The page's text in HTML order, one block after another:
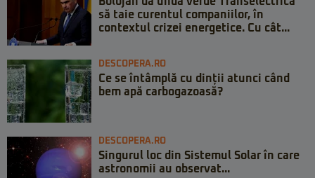
să taie curentul companiilor, în
contextul crizei energetice. Cu cât...
DESCOPERA.RO
Ce se întâmplă cu dinții atunci când
bem apă carbogazoasă?
DESCOPERA.RO
Singurul loc din Sistemul Solar în care
astronomii au observat...